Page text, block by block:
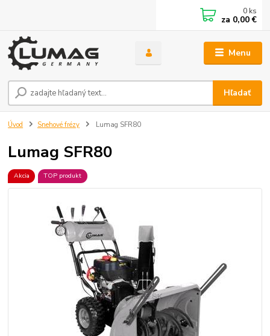
Menu
Hľadať
0 ks
za 0,00 €
Úvod Snehové frézy Lumag SFR80
Lumag SFR80
Akcia TOP produkt